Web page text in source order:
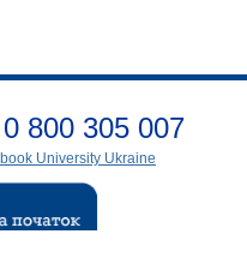
0 800 305 007